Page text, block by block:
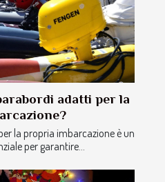
adatti per la
la propria imbarcazione è un
per garantire...